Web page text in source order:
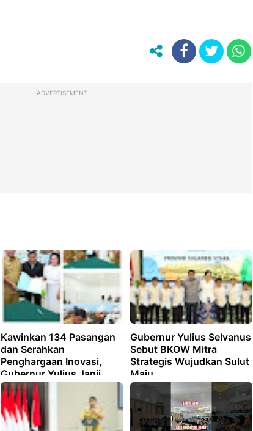
ADVERTISEMENT
Kawinkan 134 Pasangan
dan Serahkan
Penghargaan Inovasi,
Gubernur Yulius Janji
Negara Hadir Ditengah
Masyarakat
Gubernur Yulius Selvanus
Sebut BKOW Mitra
Strategis Wujudkan Sulut
Maju